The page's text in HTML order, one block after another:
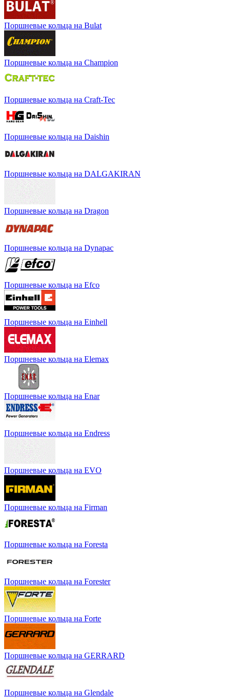
Поршневые кольца на Bulat
Поршневые кольца на Champion
Поршневые кольца на Craft-Tec
Поршневые кольца на Daishin
Поршневые кольца на DALGAKIRAN
Поршневые кольца на Dragon
Поршневые кольца на Dynapac
Поршневые кольца на Efco
Поршневые кольца на Einhell
Поршневые кольца на Elemax
Поршневые кольца на Enar
Поршневые кольца на Endress
Поршневые кольца на EVO
Поршневые кольца на Firman
Поршневые кольца на Foresta
Поршневые кольца на Forester
Поршневые кольца на Forte
Поршневые кольца на GERRARD
Поршневые кольца на Glendale